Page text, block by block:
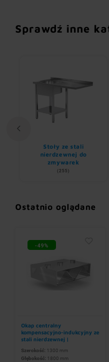
Sprawdź inne
Stoły ze stali
nierdzewnej do
zmywarek
(255)
Ostatnio oglądane
-49%
Okap centralny
kompensacyjno-indukcyjny ze
stali nierdzewnej |
Szerokość: 1300 mm
Głębokość: 1800 mm